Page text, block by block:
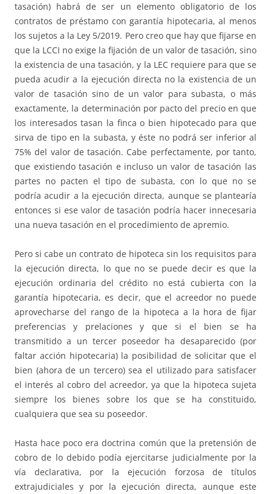
tasación) habrá de ser un elemento obligatorio de los
contratos de préstamo con garantía hipotecaria, al menos
los sujetos a la Ley 5/2019. Pero creo que hay que fijarse en
que la LCCI no exige la fijación de un valor de tasación, sino
la existencia de una tasación, y la LEC requiere para que se
pueda acudir a la ejecución directa no la existencia de un
valor de tasación sino de un valor para subasta, o más
exactamente, la determinación por pacto del precio en que
los interesados tasan la finca o bien hipotecado para que
sirva de tipo en la subasta, y éste no podrá ser inferior al
75% del valor de tasación. Cabe perfectamente, por tanto,
que existiendo tasación e incluso un valor de tasación las
partes no pacten el tipo de subasta, con lo que no se
podría acudir a la ejecución directa, aunque se plantearía
entonces si ese valor de tasación podría hacer innecesaria
una nueva tasación en el procedimiento de apremio.
Pero si cabe un contrato de hipoteca sin los requisitos para
la ejecución directa, lo que no se puede decir es que la
ejecución ordinaria del crédito no está cubierta con la
garantía hipotecaria, es decir, que el acreedor no puede
aprovecharse del rango de la hipoteca a la hora de fijar
preferencias y prelaciones y que si el bien se ha
transmitido a un tercer poseedor ha desaparecido (por
faltar acción hipotecaria) la posibilidad de solicitar que el
bien (ahora de un tercero) sea el utilizado para satisfacer
el interés al cobro del acreedor, ya que la hipoteca sujeta
siempre los bienes sobre los que se ha constituido,
cualquiera que sea su poseedor.
Hasta hace poco era doctrina común que la pretensión de
cobro de lo debido podía ejercitarse judicialmente por la
vía declarativa, por la ejecución forzosa de títulos
extrajudiciales y por la ejecución directa, aunque este